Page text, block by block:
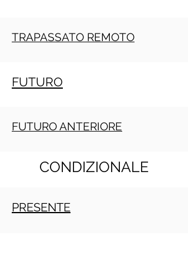
TRAPASSATO REMOTO
FUTURO
FUTURO ANTERIORE
CONDIZIONALE
PRESENTE